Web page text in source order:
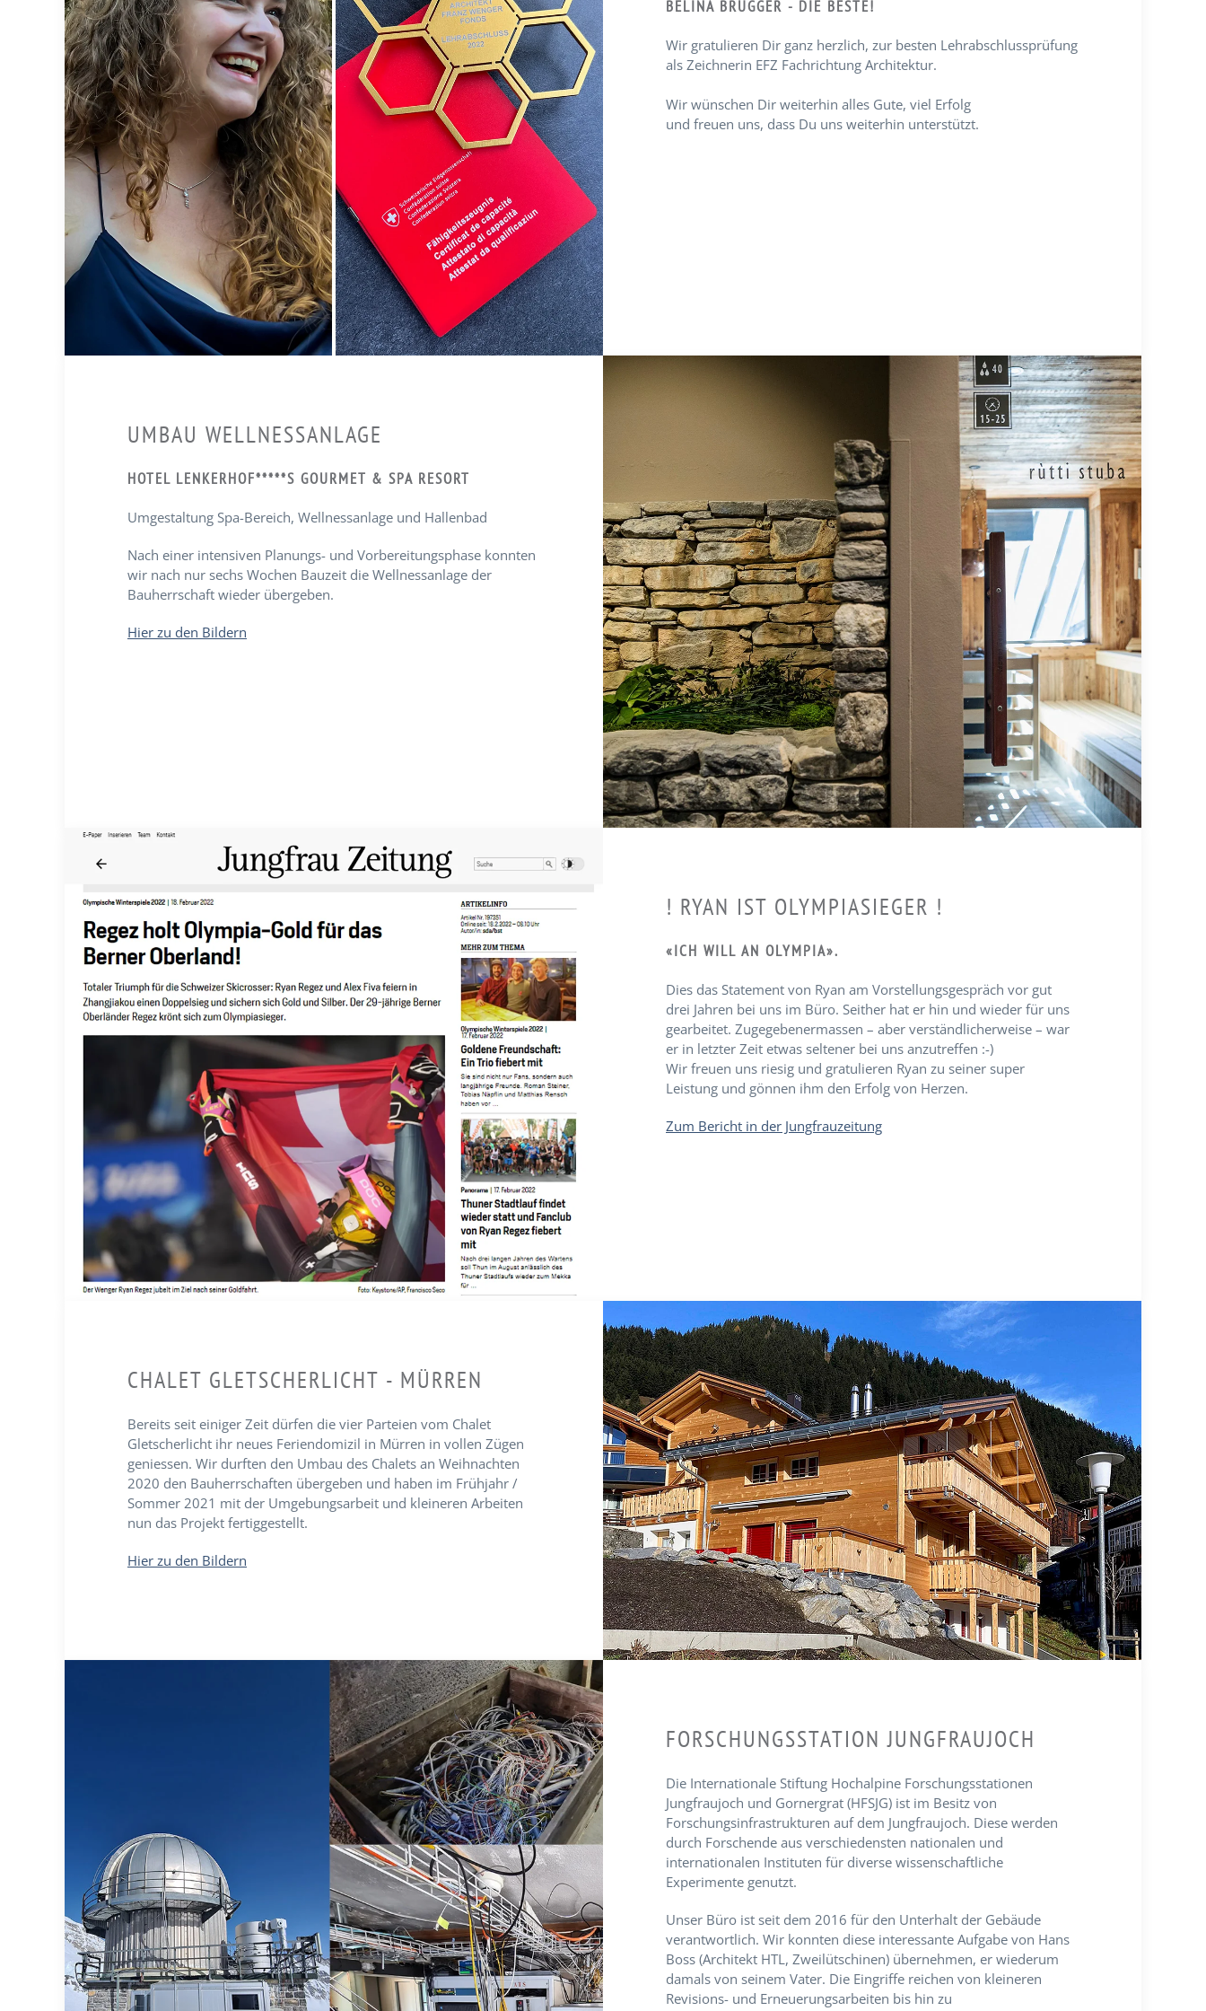
BELINA BRÜGGER - DIE BESTE!
Wir gratulieren Dir ganz herzlich, zur besten Lehrabschlussprüfung
als Zeichnerin EFZ Fachrichtung Architektur.
Wir wünschen Dir weiterhin alles Gute, viel Erfolg
und freuen uns, dass Du uns weiterhin unterstützt.
UMBAU WELLNESSANLAGE
HOTEL LENKERHOF*****S GOURMET & SPA RESORT
Umgestaltung Spa-Bereich, Wellnessanlage und Hallenbad
Nach einer intensiven Planungs- und Vorbereitungsphase konnten
wir nach nur sechs Wochen Bauzeit die Wellnessanlage der
Bauherrschaft wieder übergeben.
Hier zu den Bildern
! RYAN IST OLYMPIASIEGER !
«ICH WILL AN OLYMPIA».
Dies das Statement von Ryan am Vorstellungsgespräch vor gut
drei Jahren bei uns im Büro. Seither hat er hin und wieder für uns
gearbeitet. Zugegebenermassen – aber verständlicherweise – war
er in letzter Zeit etwas seltener bei uns anzutreffen :-)
Wir freuen uns riesig und gratulieren Ryan zu seiner super
Leistung und gönnen ihm den Erfolg von Herzen.
Zum Bericht in der Jungfrauzeitung
CHALET GLETSCHERLICHT - MÜRREN
Bereits seit einiger Zeit dürfen die vier Parteien vom Chalet
Gletscherlicht ihr neues Feriendomizil in Mürren in vollen Zügen
geniessen. Wir durften den Umbau des Chalets an Weihnachten
2020 den Bauherrschaften übergeben und haben im Frühjahr /
Sommer 2021 mit der Umgebungsarbeit und kleineren Arbeiten
nun das Projekt fertiggestellt.
Hier zu den Bildern
FORSCHUNGSSTATION JUNGFRAUJOCH
Die Internationale Stiftung Hochalpine Forschungsstationen
Jungfraujoch und Gornergrat (HFSJG) ist im Besitz von
Forschungsinfrastrukturen auf dem Jungfraujoch. Diese werden
durch Forschende aus verschiedensten nationalen und
internationalen Instituten für diverse wissenschaftliche
Experimente genutzt.
Unser Büro ist seit dem 2016 für den Unterhalt der Gebäude
verantwortlich. Wir konnten diese interessante Aufgabe von Hans
Boss (Architekt HTL, Zweilütschinen) übernehmen, er wiederum
damals von seinem Vater. Die Eingriffe reichen von kleineren
Revisions- und Erneuerungsarbeiten bis hin zu